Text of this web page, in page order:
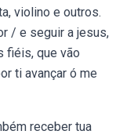
violino e outros.
/ e seguir a jesus,
fiéis, que vão
ti avançar ó me
receber tua